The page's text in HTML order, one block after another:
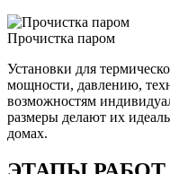
Прочистка паром
Установки для
мощности, давлению,
возможностям
размеры делают их
домах.